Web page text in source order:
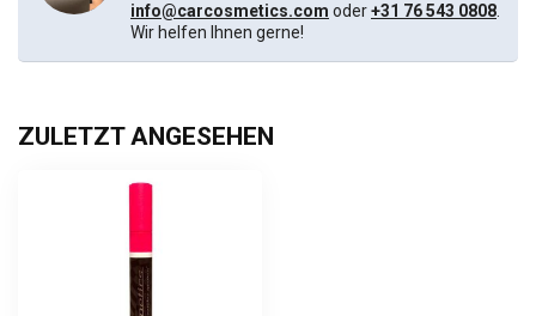
info@carcosmetics.com oder+31 76 543 0808
Wir helfen Ihnen gerne!
ZULETZT ANGESEHEN